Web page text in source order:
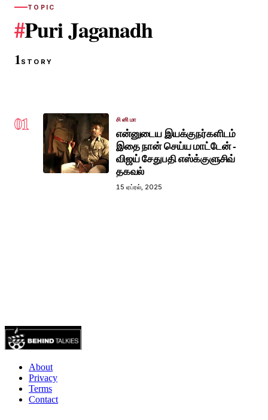
TOPIC
#Puri Jaganadh
1STORY
01 சினிமா
என்னுடைய இயக்குநர்களிடம்
இதை நான் செய்ய மாட்டேன் -
விஜய் சேதுபதி எஸ்க்குளுசிவ்
தகவல்
15 ஏப்ரல், 2025
About
Privacy
Terms
Contact